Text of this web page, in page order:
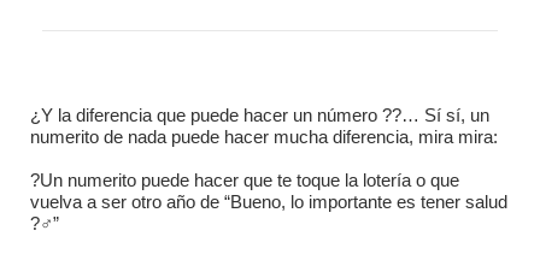
¿Y la diferencia que puede hacer un número ??… Sí sí, un
numerito de nada puede hacer mucha diferencia, mira mira:
?Un numerito puede hacer que te toque la lotería o que
vuelva a ser otro año de “Bueno, lo importante es tener salud
?‍♂️”